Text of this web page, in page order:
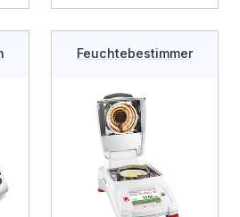
Feuchtebestimmer